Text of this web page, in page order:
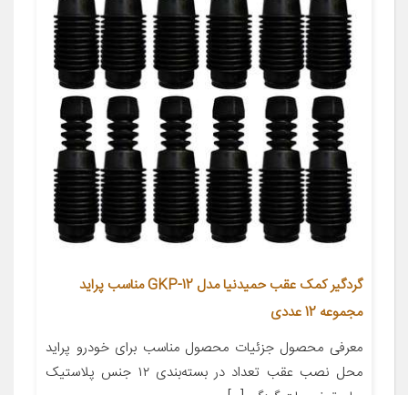
گردگیر کمک عقب حمیدنیا مدل GKP-12 مناسب پراید
مجموعه 12 عددی
معرفی محصول جزئیات محصول مناسب برای خودرو پراید
محل نصب عقب تعداد در بسته‌بندی ۱۲ جنس پلاستیک